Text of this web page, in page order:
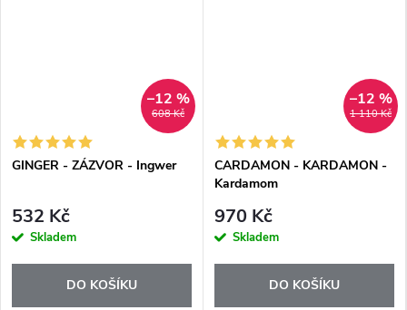
608 Kč
–12 %
GINGER - ZÁZVOR - Ingwer
532 Kč
Skladem
DO KOŠÍKU
1 110 Kč
–12 %
CARDAMON - KARDAMON -
Kardamom
970 Kč
Skladem
DO KOŠÍKU